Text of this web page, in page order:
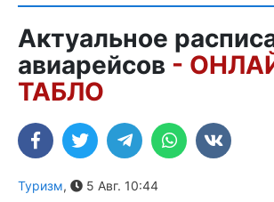
Актуальное
авиарейсов -
ТАБЛО
Туризм, 5 Авг. 10:44